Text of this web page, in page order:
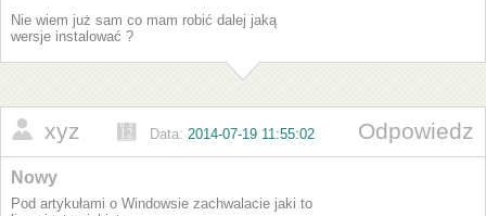
Nie wiem już sam co mam robić dalej jaką
wersje instalować ?
xyz Data: 2014-07-19 11:55:02 Odpowiedz
Nowy
Pod artykułami o Windowsie zachwalacie jaki to